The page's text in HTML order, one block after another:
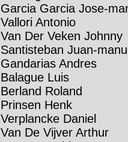
Garcia Garcia Jose-
Vallori Antonio
Van Der Veken Johnny
Santisteban Juan-
Gandarias Andres
Balague Luis
Berland Roland
Prinsen Henk
Verplancke Daniel
Van De Vijver Arthur